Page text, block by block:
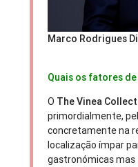
Marco Rodrigues
Quais os fatores
O The Vinea
primordialmente,
concretamente na
localização ímpar
gastronómicas mas